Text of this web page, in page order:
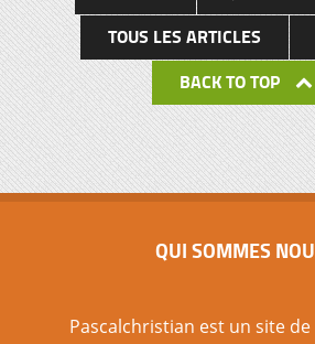
TOUS LES ARTICLES
BACK TO TOP
QUI SOMMES
Pascalchristian est un site